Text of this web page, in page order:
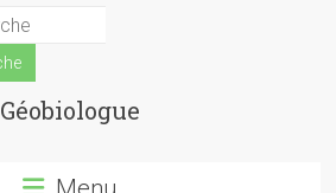
Géobiologue